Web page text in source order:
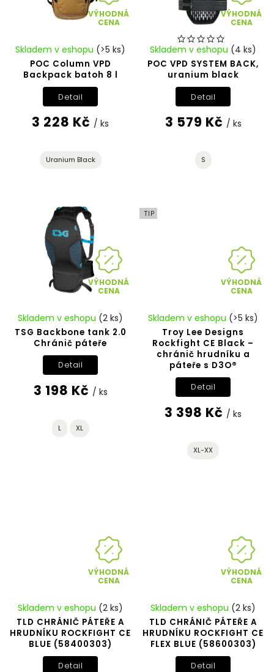
VÝHODNÁ
CENA
POC Column VPD
Backpack batoh 8 l
Skladem v eshopu (>5 ks)
3 228 Kč / ks
Detail
Uranium Black
VÝHODNÁ
CENA
POC VPD SYSTEM BACK,
uranium black
Skladem v eshopu (4 ks)
3 579 Kč / ks
Detail
S
VÝHODNÁ
CENA
TSG Backbone tank 2.0
Chránič páteře
Skladem v eshopu (2 ks)
3 198 Kč / ks
Detail
L XL
TIP
VÝHODNÁ
CENA
Troy Lee Designs
Rockfight CE Black –
chránič hrudníku a
páteře s D3O®
Skladem v eshopu (>5 ks)
3 398 Kč / ks
Detail
XL-XX
VÝHODNÁ
CENA
TLD CHRÁNIČ PÁTEŘE A
HRUDNÍKU ROCKFIGHT CE
BLUE (58400303)
Skladem v eshopu (2 ks)
Detail
VÝHODNÁ
CENA
TLD CHRÁNIČ PÁTEŘE A
HRUDNÍKU ROCKFIGHT CE
FLEX BLUE (58600303)
Skladem v eshopu (2 ks)
Detail